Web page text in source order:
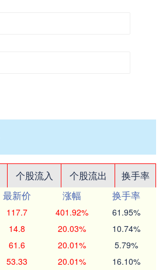
个股流入 个股流出
换手率
最新价 涨幅
换手率
117.7 401.92% 61.95%
14.8 20.03% 10.74%
61.6 20.01% 5.79%
53.33 20.01% 16.10%